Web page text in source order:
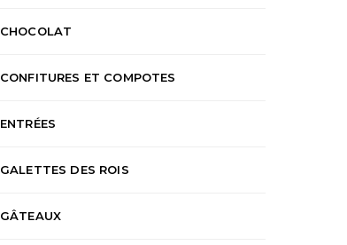
CHOCOLAT
CONFITURES ET COMPOTES
ENTRÉES
GALETTES DES ROIS
GÂTEAUX